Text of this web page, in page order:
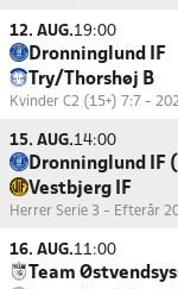
12. AUG.19:00
Dronninglund IF
Try/Thorshøj B
Kvinder C2 (15+) 7:7 -
15. AUG.14:00
Dronninglund IF
Vestbjerg IF
Herrer Serie 3 - Efterår
16. AUG.11:00
Team